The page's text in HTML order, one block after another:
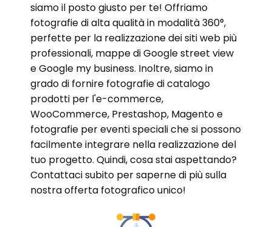
siamo il posto giusto per te! Offriamo
fotografie di alta qualità in modalità 360°,
perfette per la realizzazione dei siti web più
professionali, mappe di Google street view
e Google my business. Inoltre, siamo in
grado di fornire fotografie di catalogo
prodotti per l'e-commerce,
WooCommerce, Prestashop, Magento e
fotografie per eventi speciali che si possono
facilmente integrare nella realizzazione del
tuo progetto. Quindi, cosa stai aspettando?
Contattaci subito per saperne di più sulla
nostra offerta fotografico unico!